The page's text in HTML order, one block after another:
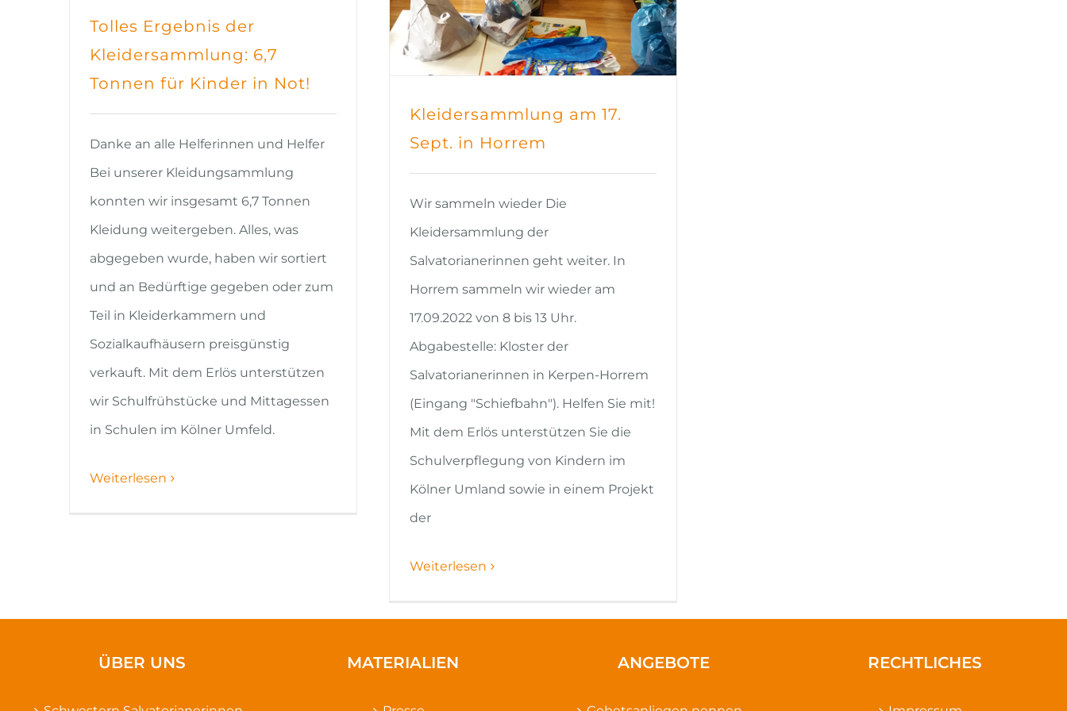
Tolles Ergebnis der
Kleidersammlung: 6,7
Tonnen für Kinder in Not!
Danke an alle Helferinnen und Helfer
Bei unserer Kleidungsammlung
konnten wir insgesamt 6,7 Tonnen
Kleidung weitergeben. Alles, was
abgegeben wurde, haben wir sortiert
und an Bedürftige gegeben oder zum
Teil in Kleiderkam­mern und
Sozialkaufhäusern preisgünstig
verkauft. Mit dem Erlös unterstützen
wir Schulfrühstücke und Mittagessen
in Schulen im Kölner Umfeld.
Weiterlesen
Kleidersammlung am 17.
Sept. in Horrem
Wir sammeln wieder Die
Kleidersammlung der
Salvatorianerinnen geht weiter. In
Horrem sammeln wir wieder am
17.09.2022 von 8 bis 13 Uhr.
Abgabestelle: Kloster der
Salvatorianerinnen in Kerpen-Horrem
(Eingang "Schiefbahn"). Helfen Sie mit!
Mit dem Erlös unterstützen Sie die
Schulverpflegung von Kindern im
Kölner Umland sowie in einem Projekt
der
Weiterlesen
ÜBER UNS MATERIALIEN ANGEBOTE RECHTLICHES